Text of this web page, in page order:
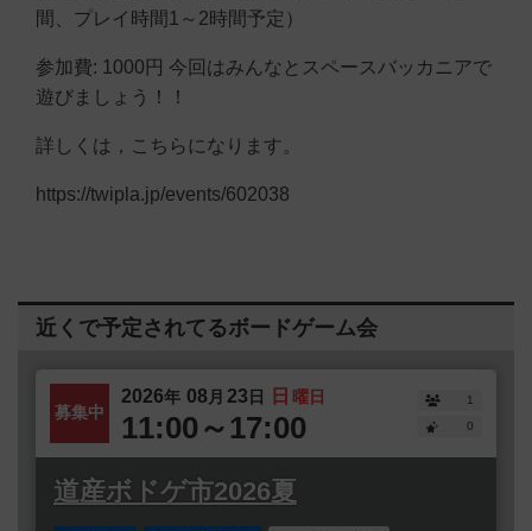
間、プレイ時間1～2時間予定）
参加費: 1000円 今回はみんなとスペースバッカニアで
遊びましょう！！
詳しくは，こちらになります。
https://twipla.jp/events/602038
近くで予定されてるボードゲーム会
募集中
2026年 08 月 23日 日 曜日
11:00～17:00
1
0
道産ボドゲ市2026夏